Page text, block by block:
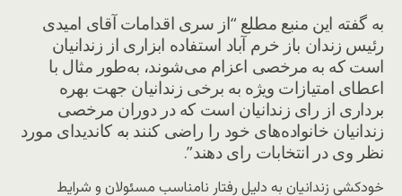
به گفته این منبع مطلع “از سری اقدامات آقای امیدی
رئیس زندان باز خرم آباد استفاده ابزاری از زندانیان
است که به مرخصی اعزام می‌شوند، به‌طور مثال با
اعطای امتیازات ویژه به برخی زندانیان جهت بهره
برداری از رای زندانیان است که در دوران مرخصی
زندانیان خانواده‌های خود را راضی کنند به کاندیدای مورد
نظر وی در انتخابات رای دهند”.
خودکشی زندانیان به دلیل رفتار نامناسب مسئولان و شرایط